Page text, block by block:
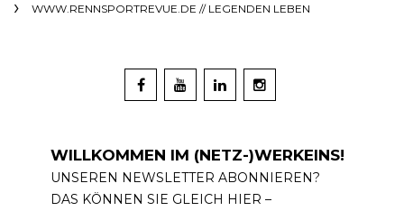
WWW.RENNSPORTREVUE.DE // LEGENDEN LEBEN
WILLKOMMEN IM (NETZ-)WERKEINS!
UNSEREN NEWSLETTER ABONNIEREN?
DAS KÖNNEN SIE GLEICH HIER –